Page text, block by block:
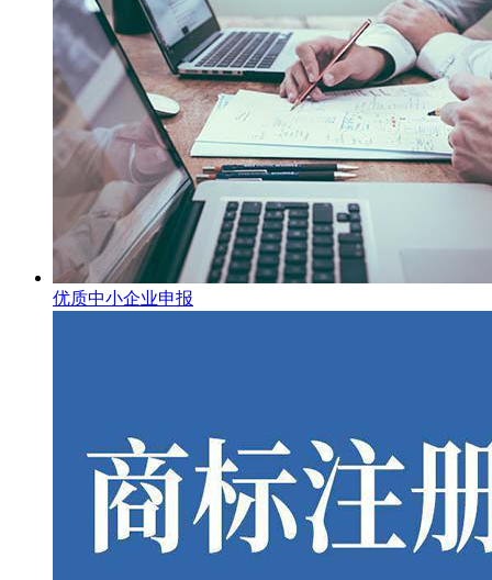
优质中小企业申报